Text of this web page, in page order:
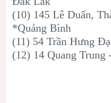
(10) 145 Lê Duẩn,
*Quảng Bình
(11) 54 Trần Hưng
(12) 14 Quang